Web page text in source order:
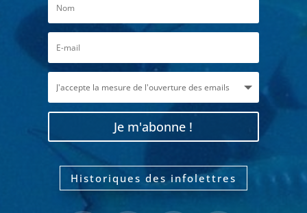
Je m'abonne !
Historiques des infolettres